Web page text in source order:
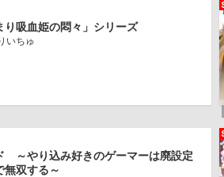
り吸血姫の悶々」シリーズ
いちゅ
～やり込み好きのゲーマーは廃設定
無双する～